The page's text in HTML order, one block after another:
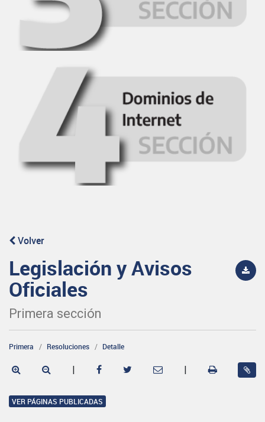
Volver
Legislación y Avisos
Oficiales
Primera sección
Primera Resoluciones Detalle
| |
VER PÁGINAS PUBLICADAS